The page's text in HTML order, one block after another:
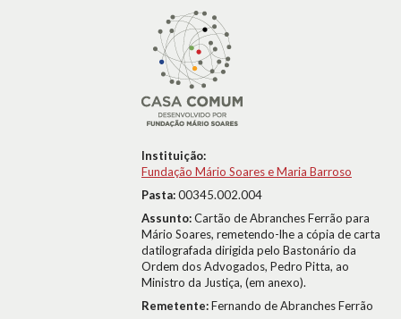
Instituição:
Fundação Mário Soares e Maria Barroso
Pasta:00345.002.004
Assunto:Cartão de Abranches Ferrão para
Mário Soares, remetendo-lhe a cópia de carta
datilografada dirigida pelo Bastonário da
Ordem dos Advogados, Pedro Pitta, ao
Ministro da Justiça, (em anexo).
Remetente:Fernando de Abranches Ferrão